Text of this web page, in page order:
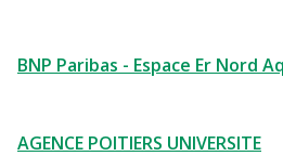
BNP Paribas - Espace Er Nord
AGENCE POITIERS UNIVERSITE